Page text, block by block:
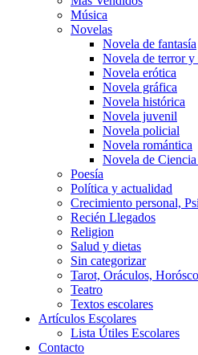
Música
Novelas
Novela de fantasía
Novela de terror y
Novela erótica
Novela gráfica
Novela histórica
Novela juvenil
Novela policial
Novela romántica
Novela de
Poesía
Política y actualidad
Crecimiento personal,
Recién Llegados
Religion
Salud y dietas
Sin categorizar
Tarot, Oráculos,
Teatro
Textos escolares
Artículos Escolares
Lista Útiles Escolares
Contacto